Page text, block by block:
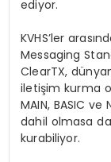
ediyor.
KVHS’ler
Messaging
ClearTX,
iletişim kurma
MAIN, BASIC
dahil olmasa
kurabiliyor.